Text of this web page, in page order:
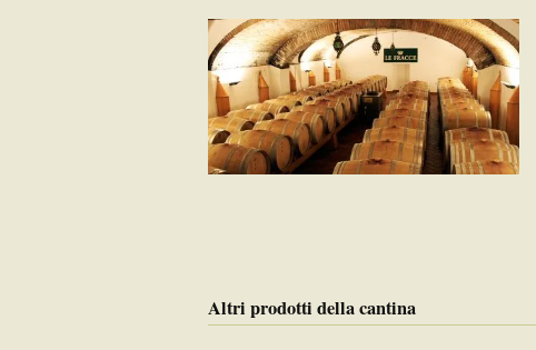
Altri prodotti della cantina